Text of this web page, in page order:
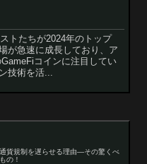
トたちが2024年のトップ
が急速に成長しており、ア
コインに注目してい
技術を活...
貨規制を遅らせる理由—その驚くべ
の！